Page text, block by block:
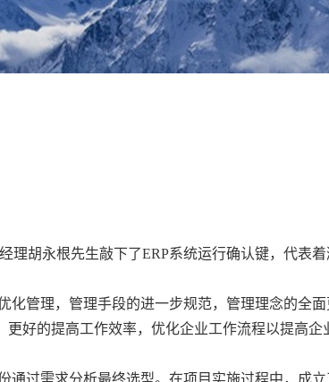
理胡永根先生敲下了ERP系统运行确认键，代表
化管理，管理手段的进一步规范，管理理念的全
好的提高工作效率，优化企业工作流程以提高企